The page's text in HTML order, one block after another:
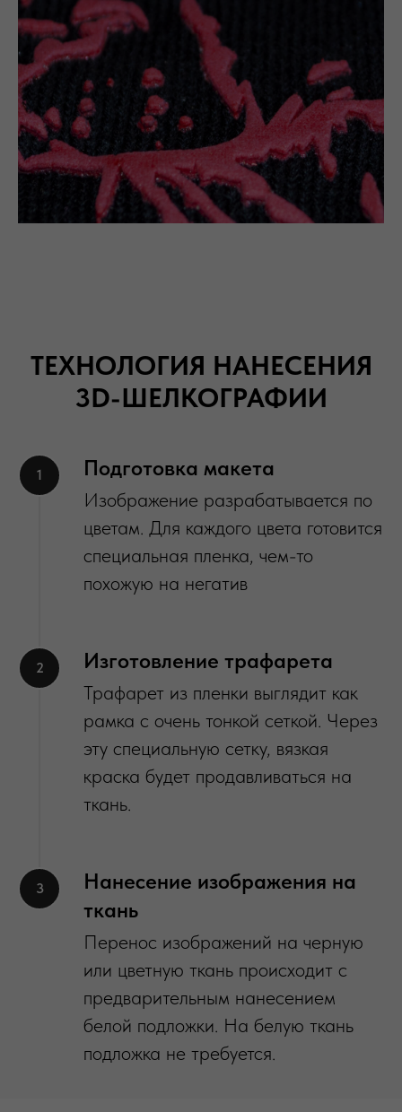
ТЕХНОЛОГИЯ НАНЕСЕНИЯ
3D-ШЕЛКОГРАФИИ
Подготовка макета
Изображение разрабатывается по
цветам. Для каждого цвета готовится
специальная пленка, чем-то
похожую на негатив
Изготовление трафарета
Трафарет из пленки выглядит как
рамка с очень тонкой сеткой. Через
эту специальную сетку, вязкая
краска будет продавливаться на
ткань.
Нанесение изображения на
ткань
Перенос изображений на черную
или цветную ткань происходит с
предварительным нанесением
белой подложки. На белую ткань
подложка не требуется.